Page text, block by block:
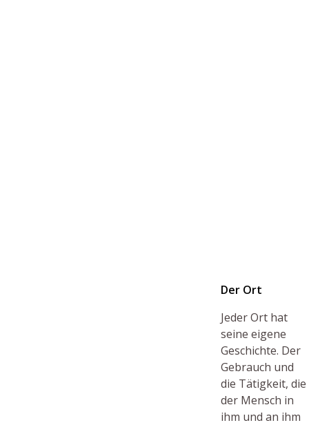
Der Ort
Jeder Ort hat
seine eigene
Geschichte. Der
Gebrauch und
die Tätigkeit, die
der Mensch in
ihm und an ihm